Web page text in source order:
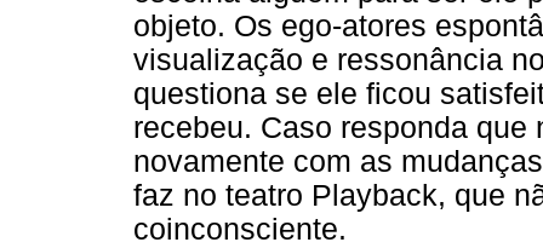
objeto. Os ego-atores
visualização e ressonância
questiona se ele ficou
recebeu. Caso responda que
novamente com as
faz no teatro Playback, que
coinconsciente.